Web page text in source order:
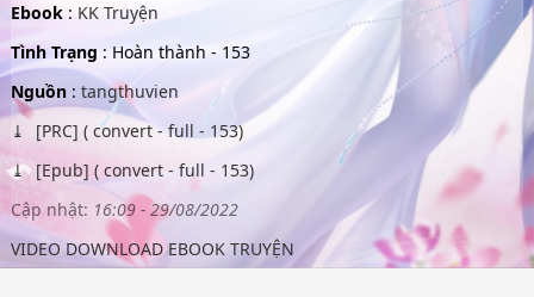
Ebook : KK Truyện
Tình Trạng : Hoàn thành - 153
Nguồn: tangthuvien
[PRC] ( convert - full - 153)
[Epub] ( convert - full - 153)
Cập nhật: 16:09 - 29/08/2022
VIDEO DOWNLOAD EBOOK TRUYỆN